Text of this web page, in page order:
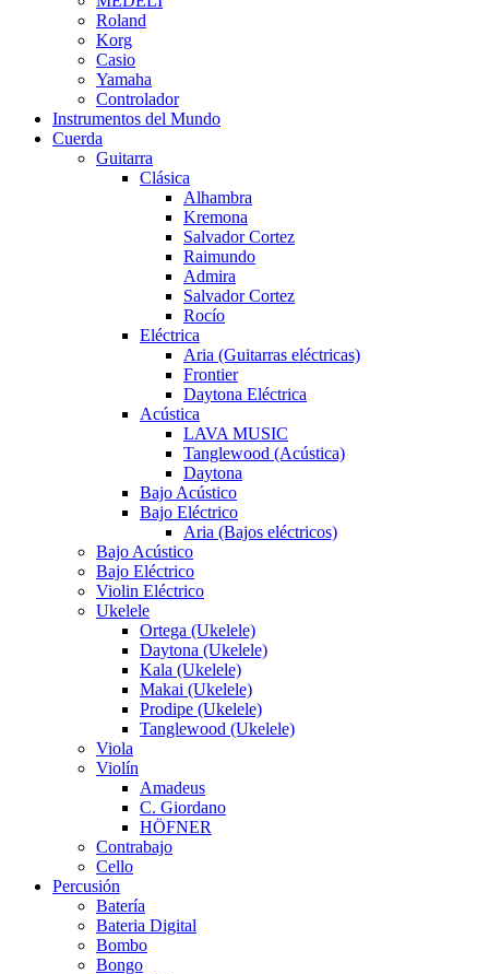
Roland
Korg
Casio
Yamaha
Controlador
Instrumentos del Mundo
Cuerda
Guitarra
Clásica
Alhambra
Kremona
Salvador Cortez
Raimundo
Admira
Salvador Cortez
Rocío
Eléctrica
Aria (Guitarras eléctricas)
Frontier
Daytona Eléctrica
Acústica
LAVA MUSIC
Tanglewood (Acústica)
Daytona
Bajo Acústico
Bajo Eléctrico
Aria (Bajos eléctricos)
Bajo Acústico
Bajo Eléctrico
Violin Eléctrico
Ukelele
Ortega (Ukelele)
Daytona (Ukelele)
Kala (Ukelele)
Makai (Ukelele)
Prodipe (Ukelele)
Tanglewood (Ukelele)
Viola
Violín
Amadeus
C. Giordano
HÖFNER
Contrabajo
Cello
Percusión
Batería
Bateria Digital
Bombo
Bongo